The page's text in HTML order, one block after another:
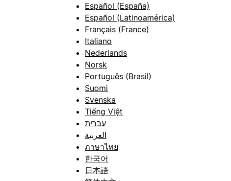
Español (España)
Español (Latinoamérica)
Français (France)
Italiano
Nederlands
Norsk
Português (Brasil)
Suomi
Svenska
Tiếng Việt
עברית
العربية
ภาษาไทย
한국어
日本語